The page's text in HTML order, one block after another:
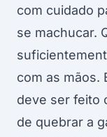
com cuidado
se machucar.
com as mãos.
deve ser feito
de quebrar a